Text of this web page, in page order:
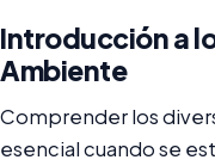
Introducción a
Ambiente
Comprender los
esencial cuando se